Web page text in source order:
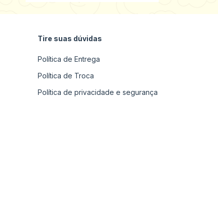
Tire suas dúvidas
Política de Entrega
Política de Troca
Política de privacidade e segurança